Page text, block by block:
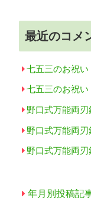
最近のコメ
七五三のお祝い
七五三のお祝い
野口式万能両刃
野口式万能両刃
野口式万能両刃
年月別投稿記